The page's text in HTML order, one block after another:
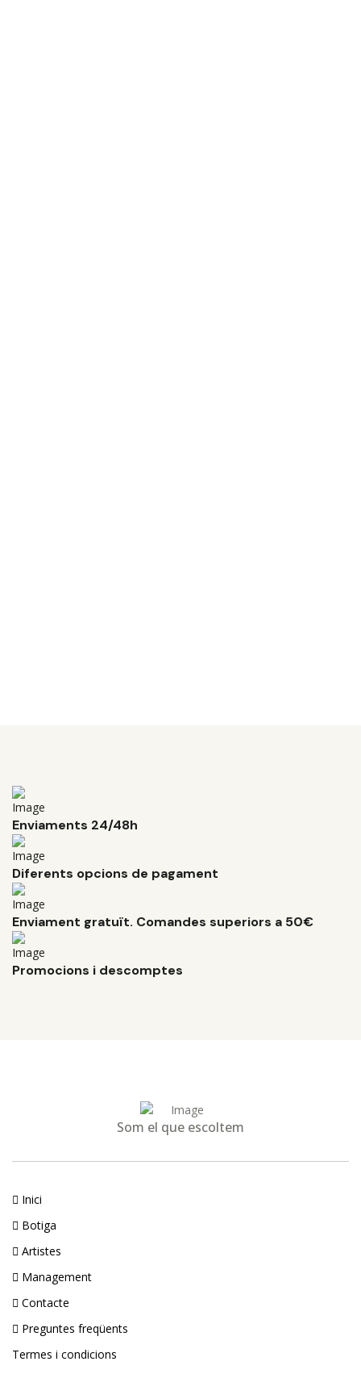
Enviaments 24/48h
Diferents opcions de pagament
Enviament gratuït. Comandes superiors a 50€
Promocions i descomptes
Som el que escoltem
Inici
Botiga
Artistes
Management
Contacte
Preguntes freqüents
Termes i condicions